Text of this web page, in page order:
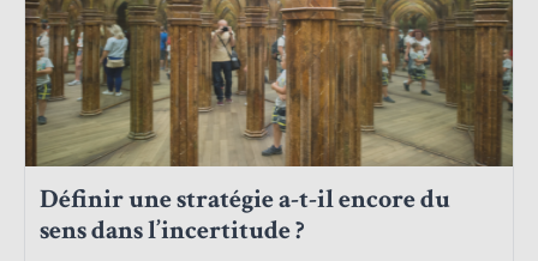
Définir une stratégie a-t-il encore du
sens dans l’incertitude ?